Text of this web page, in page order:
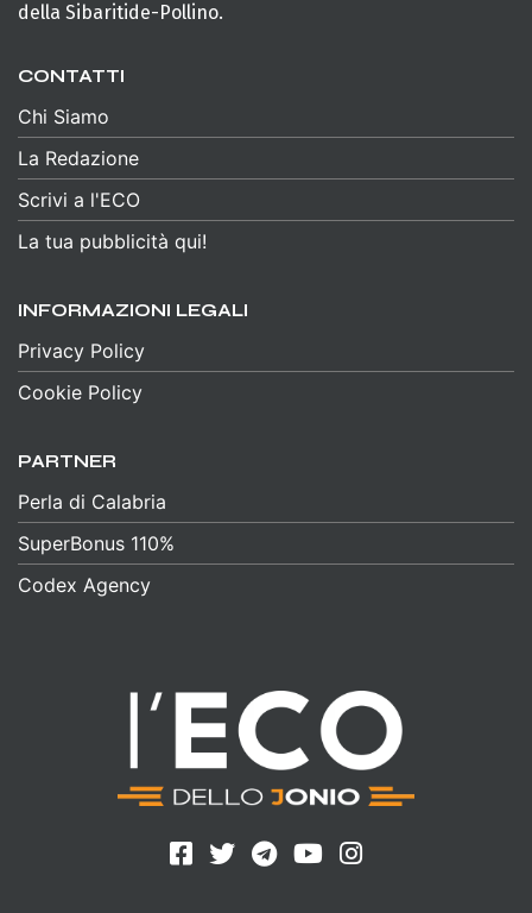
della Sibaritide-Pollino.
CONTATTI
Chi Siamo
La Redazione
Scrivi a l'ECO
La tua pubblicità qui!
INFORMAZIONI LEGALI
Privacy Policy
Cookie Policy
PARTNER
Perla di Calabria
SuperBonus 110%
Codex Agency